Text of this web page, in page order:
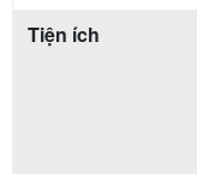
Tiện ích